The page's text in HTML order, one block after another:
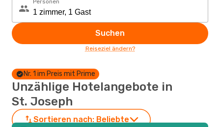
Personen
Suchen
Reiseziel ändern?
Nr. 1 im Preis mit Prime
Unzählige Hotelangebote in
St. Joseph
Sortieren nach: Beliebte